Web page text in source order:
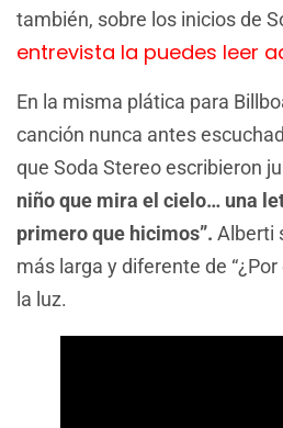
también, sobre los inicios de
entrevista la puedes leer
En la misma plática para
canción nunca antes
que Soda Stereo escribieron
niño que mira el cielo… una
primero que hicimos”. Alberti
más larga y diferente de
la luz.